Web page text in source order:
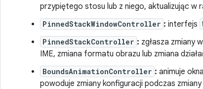
przypiętego stosu lub z niego, aktualizując w
PinnedStackWindowController : interfejs
PinnedStackController : zgłasza zmiany
IME, zmiana formatu obrazu lub zmiana
BoundsAnimationController : animuje
powoduje zmiany konfiguracji podczas